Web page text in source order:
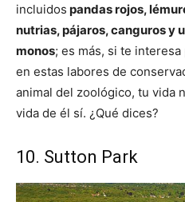
incluidos pandas rojos,
nutrias, pájaros, canguros y
monos; es más, si te
en estas labores de
animal del zoológico, tu vida
vida de él sí. ¿Qué dices?
10. Sutton Park